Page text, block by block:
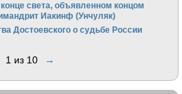
света, объявленном концом
Иакинф (Унчуляк)
Достоевского о судьбе России
1 из 10 →